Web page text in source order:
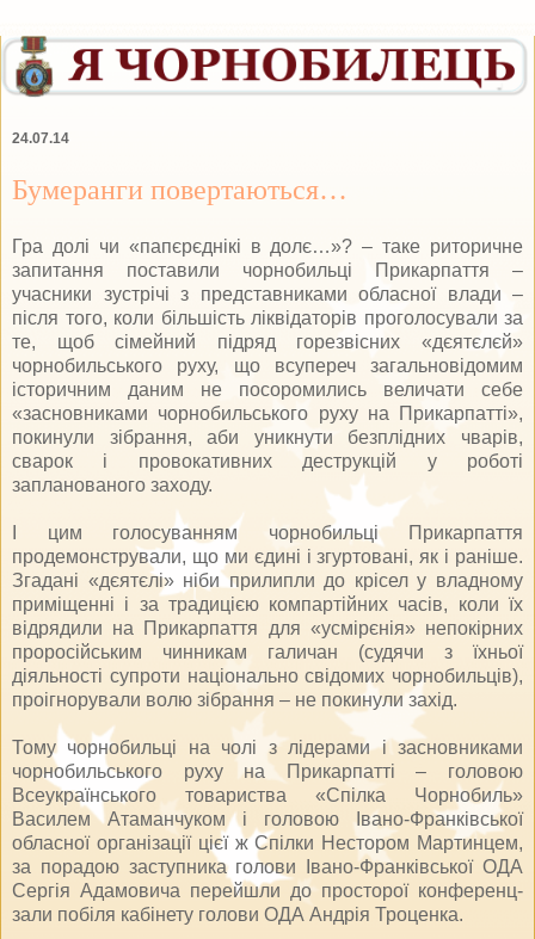
24.07.14
Бумеранги повертаються…
Гра долі чи «папєрєднікі в долє…»? – таке риторичне
запитання поставили чорнобильці Прикарпаття –
учасники зустрічі з представниками обласної влади –
після того, коли більшість ліквідаторів проголосували за
те, щоб сімейний підряд горезвісних «дєятєлєй»
чорнобильського руху, що всупереч загальновідомим
історичним даним не посоромились величати себе
«засновниками чорнобильського руху на Прикарпатті»,
покинули зібрання, аби уникнути безплідних чварів,
сварок і провокативних деструкцій у роботі
запланованого заходу.
І цим голосуванням чорнобильці Прикарпаття
продемонстрували, що ми єдині і згуртовані, як і раніше.
Згадані «дєятєлі» ніби прилипли до крісел у владному
приміщенні і за традицією компартійних часів, коли їх
відрядили на Прикарпаття для «усмірєнія» непокірних
проросійським чинникам галичан (судячи з їхньої
діяльності супроти національно свідомих чорнобильців),
проігнорували волю зібрання – не покинули захід.
Тому чорнобильці на чолі з лідерами і засновниками
чорнобильського руху на Прикарпатті – головою
Всеукраїнського товариства «Спілка Чорнобиль»
Василем Атаманчуком і головою Івано-Франківської
обласної організації цієї ж Спілки Нестором Мартинцем,
за порадою заступника голови Івано-Франківської ОДА
Сергія Адамовича перейшли до просторої конференц-
зали побіля кабінету голови ОДА Андрія Троценка.